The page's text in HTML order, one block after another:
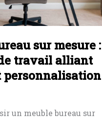
sur mesure :
travail alliant
personnalisation
un meuble bureau sur